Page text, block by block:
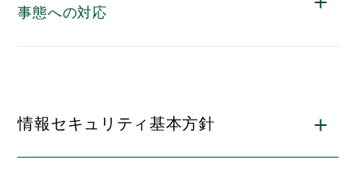
事態への対応
情報セキュリティ基本方針